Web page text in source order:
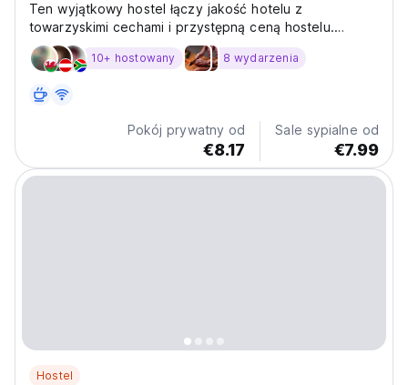
Ten wyjątkowy hostel łączy jakość hotelu z
towarzyskimi cechami i przystępną ceną hostelu.
Obiekt jest w pełni wyposażony w wspólną kuchnię,
taras na dachu z imponującym widokiem 360 stopni na
10+ hostowany 8 wydarzenia
Pokój prywatny od
€8.17
Sale sypialne od
€7.99
Hostel